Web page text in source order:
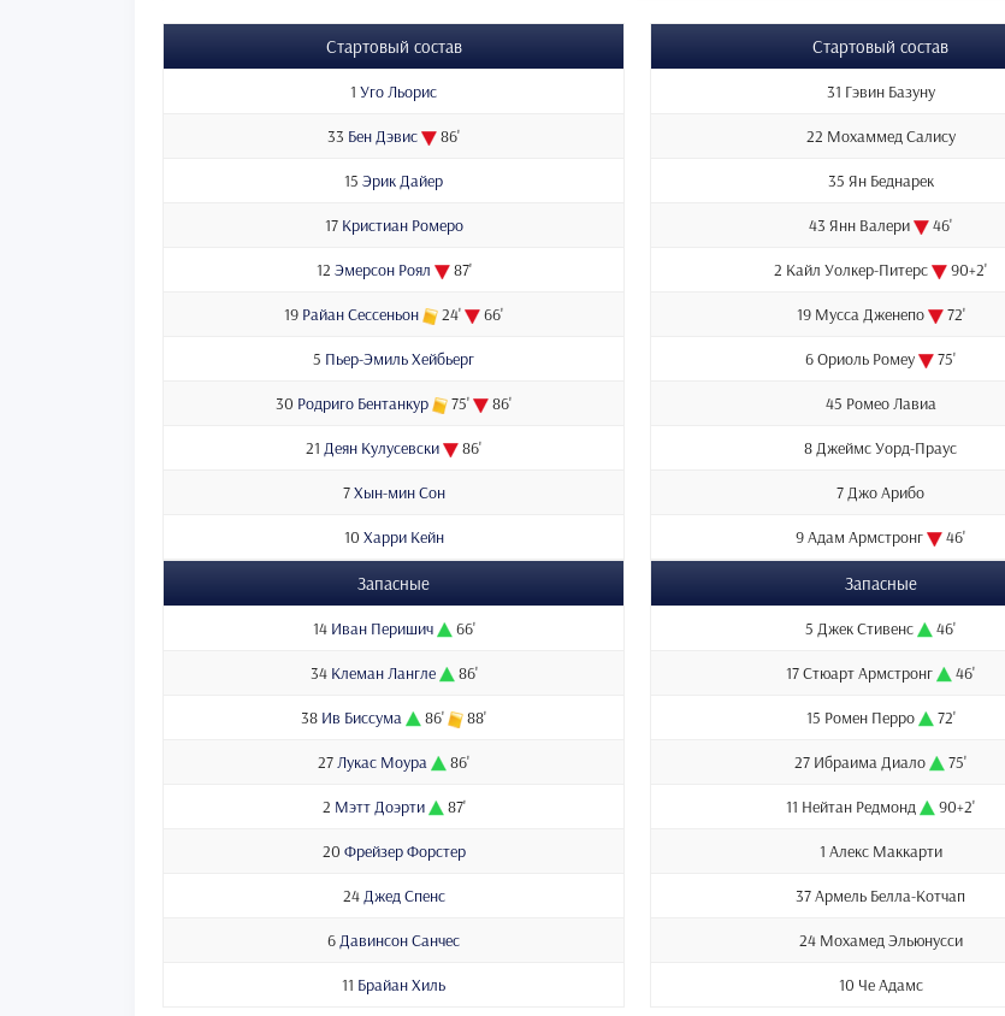
Стартовый состав
1 Уго Льорис
33 Бен Дэвис 86'
15 Эрик Дайер
17 Кристиан Ромеро
12 Эмерсон Роял 87'
19 Райан Сессеньон 24' 66'
5 Пьер-Эмиль Хейбьерг
30 Родриго Бентанкур 75' 86'
21 Деян Кулусевски 86'
7Хын-мин Сон
10 Харри Кейн
Запасные
14 Иван Перишич 66'
34 Клеман Лангле 86'
38 Ив Биссума 86' 88'
27Лукас Моура 86'
2 Мэтт Доэрти 87'
20 Фрейзер Форстер
24Джед Спенс
6Давинсон Санчес
11 Брайан Хиль
Стартовый состав
31 Гэвин Базуну
22 Мохаммед Салису
35 Ян Беднарек
43 Янн Валери 46'
2 Кайл Уолкер-Питерс 90+2'
19 Мусса Дженепо 72'
6 Ориоль Ромеу 75'
45 Ромео Лавиа
8 Джеймс Уорд-Праус
7 Джо Арибо
9 Адам Армстронг 46'
Запасные
5 Джек Стивенс 46'
17 Стюарт Армстронг 46'
15 Ромен Перро 72'
27 Ибраима Диало 75'
11 Нейтан Редмонд 90+2'
1 Алекс Маккарти
37 Армель Белла-Котчап
24 Мохамед Эльюнусси
10 Че Адамс